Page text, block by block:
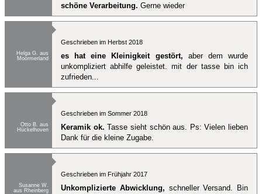
schöne Verarbeitung. Gerne wieder
Helga G. aus
Moormerland
Geschrieben im Herbst 2018
es hat eine Kleinigkeit gestört, aber dem wurde
unkompliziert abhilfe geleistet. mit der tasse bin ich
zufrieden...
Otto B. aus
Hückelhoven
Geschrieben im Sommer 2018
Keramik ok. Tasse sieht schön aus. Ps: Vielen lieben
Dank für die kleine Zugabe.
Susanne W.
aus Rheinberg
Geschrieben im Frühjahr 2017
Unkomplizierte Abwicklung, schneller Versand. Bin